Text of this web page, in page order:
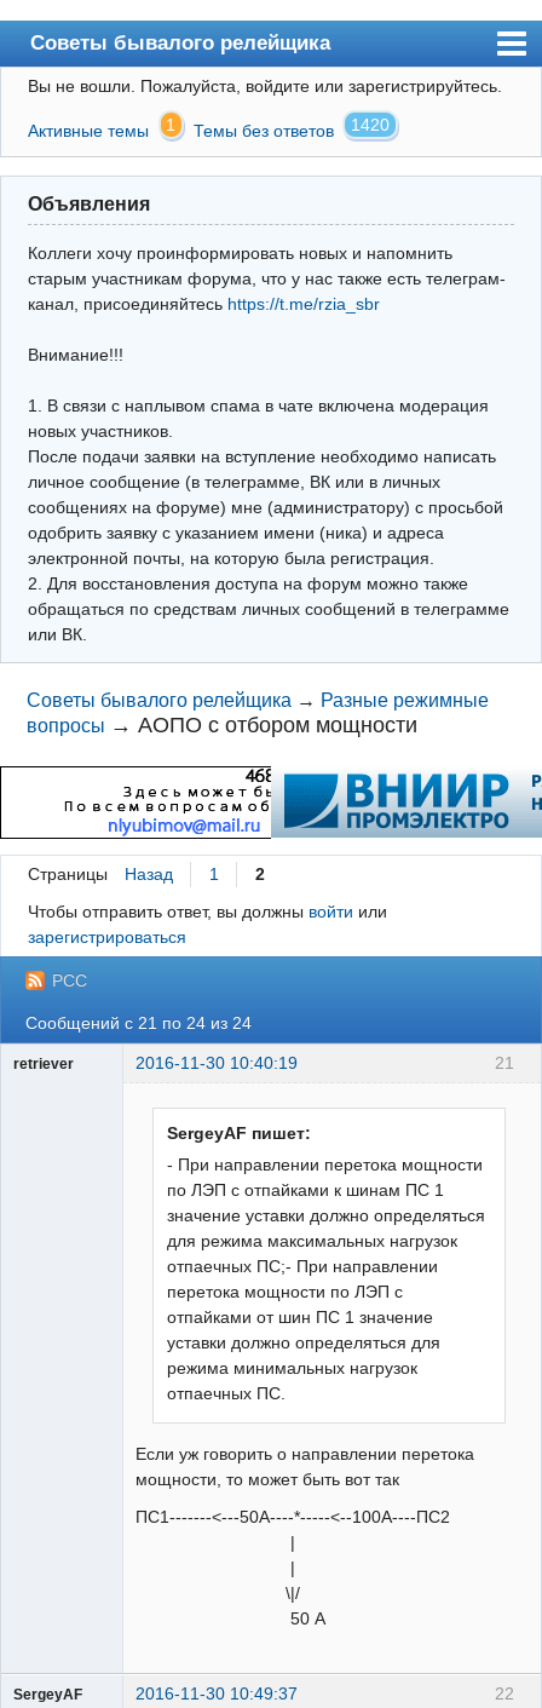
Советы бывалого релейщика
Форум
Правила
Поиск
Регистрация
Архив
Почта
Поиск релейщика
Видео РЗиА
Фотохостинг
Телеграм
Вы не вошли. Пожалуйста, войдите или зарегистрируйтесь.
Активные темы 1 Темы без ответов 1420
Объявления
Коллеги хочу проинформировать новых и напомнить
старым участникам форума, что у нас также есть телеграм-
канал, присоединяйтесь https://t.me/rzia_sbr
Внимание!!!
1. В связи с наплывом спама в чате включена модерация
новых участников.
После подачи заявки на вступление необходимо написать
личное сообщение (в телеграмме, ВК или в личных
сообщениях на форуме) мне (администратору) с просьбой
одобрить заявку с указанием имени (ника) и адреса
электронной почты, на которую была регистрация.
2. Для восстановления доступа на форум можно также
обращаться по средствам личных сообщений в телеграмме
или ВК.
Советы бывалого релейщика → Разные режимные
вопросы →АОПО с отбором мощности
Страницы Назад 1
2
Чтобы отправить ответ, вы должны войти или
зарегистрироваться
РСС
Сообщений с 21 по 24 из 24
21
retriever 2016-11-30 10:40:19
SergeyAF пишет:
- При направлении перетока мощности
по ЛЭП с отпайками к шинам ПС 1
значение уставки должно определяться
для режима максимальных нагрузок
отпаечных ПС;- При направлении
перетока мощности по ЛЭП с
отпайками от шин ПС 1 значение
уставки должно определяться для
режима минимальных нагрузок
отпаечных ПС.
Если уж говорить о направлении перетока
мощности, то может быть вот так
ПС1-------<---50А----*-----<--100А----ПС2
|
|
\|/
50 А
22
SergeyAF 2016-11-30 10:49:37